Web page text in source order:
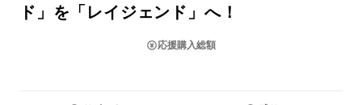
ド」を「レイジェンド」へ！
応援購入総額